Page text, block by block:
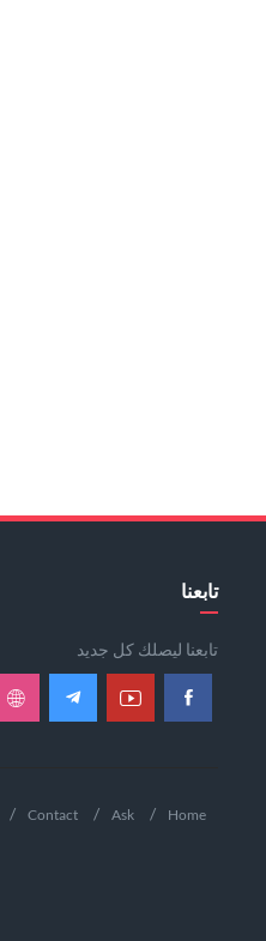
تابعنا
تابعنا ليصلك كل جديد
Home
Ask
Contact